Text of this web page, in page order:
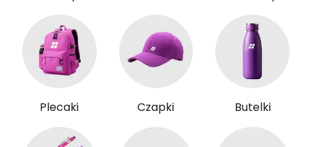
Plecaki Czapki Butelki